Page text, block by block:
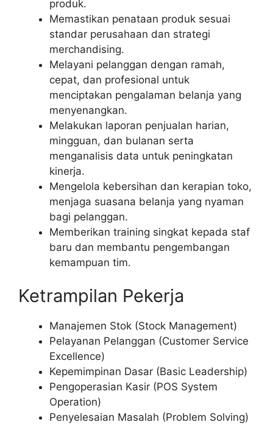
produk.
Memastikan penataan produk sesuai
standar perusahaan dan strategi
merchandising.
Melayani pelanggan dengan ramah,
cepat, dan profesional untuk
menciptakan pengalaman belanja yang
menyenangkan.
Melakukan laporan penjualan harian,
mingguan, dan bulanan serta
menganalisis data untuk peningkatan
kinerja.
Mengelola kebersihan dan kerapian toko,
menjaga suasana belanja yang nyaman
bagi pelanggan.
Memberikan training singkat kepada staf
baru dan membantu pengembangan
kemampuan tim.
Ketrampilan Pekerja
Manajemen Stok (Stock Management)
Pelayanan Pelanggan (Customer Service
Excellence)
Kepemimpinan Dasar (Basic Leadership)
Pengoperasian Kasir (POS System
Operation)
Penyelesaian Masalah (Problem Solving)